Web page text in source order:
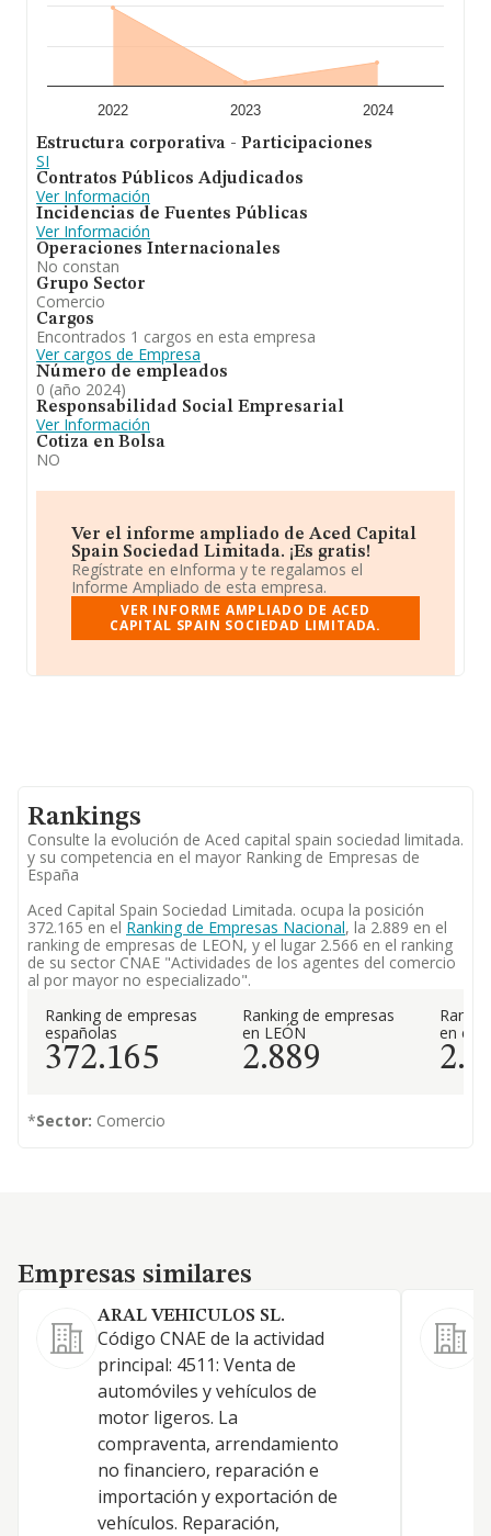
relativa al ámbito de la empresa, la media de
empleados es de 2; la media de antigüedad desde la
constitución es de 12 años.
Para concluir, la actividad deAced Capital Spain
Sociedad Limitadaes código cnae de la actividad
principal: 8559: otra educación n.c.o.p. otras actividades:
7022: otras actividades de consultoría de gestión
empresarial. la intermediación en el comercio. la
sociedad es mediadora. En el ranking de sectores, la
compañía ha escalado posiciones respecto al 2023. Se
ha posicionado mejor en el ranking nacional (de todas
las empresas presentes en el territorio) frente al 2023.
2022 2023 2024
Estructura corporativa - Participaciones
SI
Contratos Públicos Adjudicados
Ver Información
Incidencias de Fuentes Públicas
Ver Información
Operaciones Internacionales
No constan
Grupo Sector
Comercio
Cargos
Encontrados 1 cargos en esta empresa
Ver cargos de Empresa
Número de empleados
0 (año 2024)
Responsabilidad Social Empresarial
Ver Información
Cotiza en Bolsa
NO
Ver el informe ampliado de Aced Capital
Spain Sociedad Limitada. ¡Es gratis!
Regístrate en eInforma y te regalamos el
Informe Ampliado de esta empresa.
VER INFORME AMPLIADO DE ACED
CAPITAL SPAIN SOCIEDAD LIMITADA.
Rankings
Consulte la evolución de Aced capital spain sociedad limitada.
y su competencia en el mayor Ranking de Empresas de
España
Aced Capital Spain Sociedad Limitada. ocupa la posición
372.165 en el Ranking de Empresas Nacional, la 2.889 en el
ranking de empresas de LEON, y el lugar 2.566 en el ranking
de su sector CNAE "Actividades de los agentes del comercio
al por mayor no especializado".
Ranking de empresas
españolas
372.165
Ranking de empresas
en LEÓN
2.889
en el
*Sector: Comercio
Empresas similares
Empresas similares
ARAL VEHICULOS SL.
Código CNAE de la actividad
principal: 4511: Venta de
automóviles y vehículos de
motor ligeros. La
compraventa, arrendamiento
no financiero, reparación e
importación y exportación de
vehículos. Reparación,